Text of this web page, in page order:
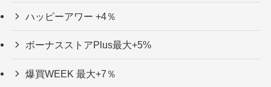
ハッピーアワー +4％
ボーナスストアPlus最大+5%
爆買WEEK 最大+7％